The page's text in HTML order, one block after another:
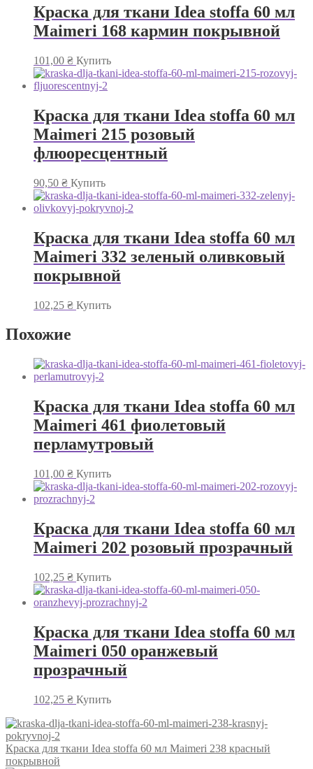
Краска для ткани Idea stoffa 60 мл
Maimeri 168 кармин покрывной
101,00 ₴ Купить
Краска для ткани Idea stoffa 60 мл
Maimeri 215 розовый
флюоресцентный
90,50 ₴ Купить
Краска для ткани Idea stoffa 60 мл
Maimeri 332 зеленый оливковый
покрывной
102,25 ₴ Купить
Похожие
Краска для ткани Idea stoffa 60 мл
Maimeri 461 фиолетовый
перламутровый
101,00 ₴ Купить
Краска для ткани Idea stoffa 60 мл
Maimeri 202 розовый прозрачный
102,25 ₴ Купить
Краска для ткани Idea stoffa 60 мл
Maimeri 050 оранжевый
прозрачный
102,25 ₴ Купить
Краска для ткани Idea stoffa 60 мл Maimeri 238 красный
покрывной